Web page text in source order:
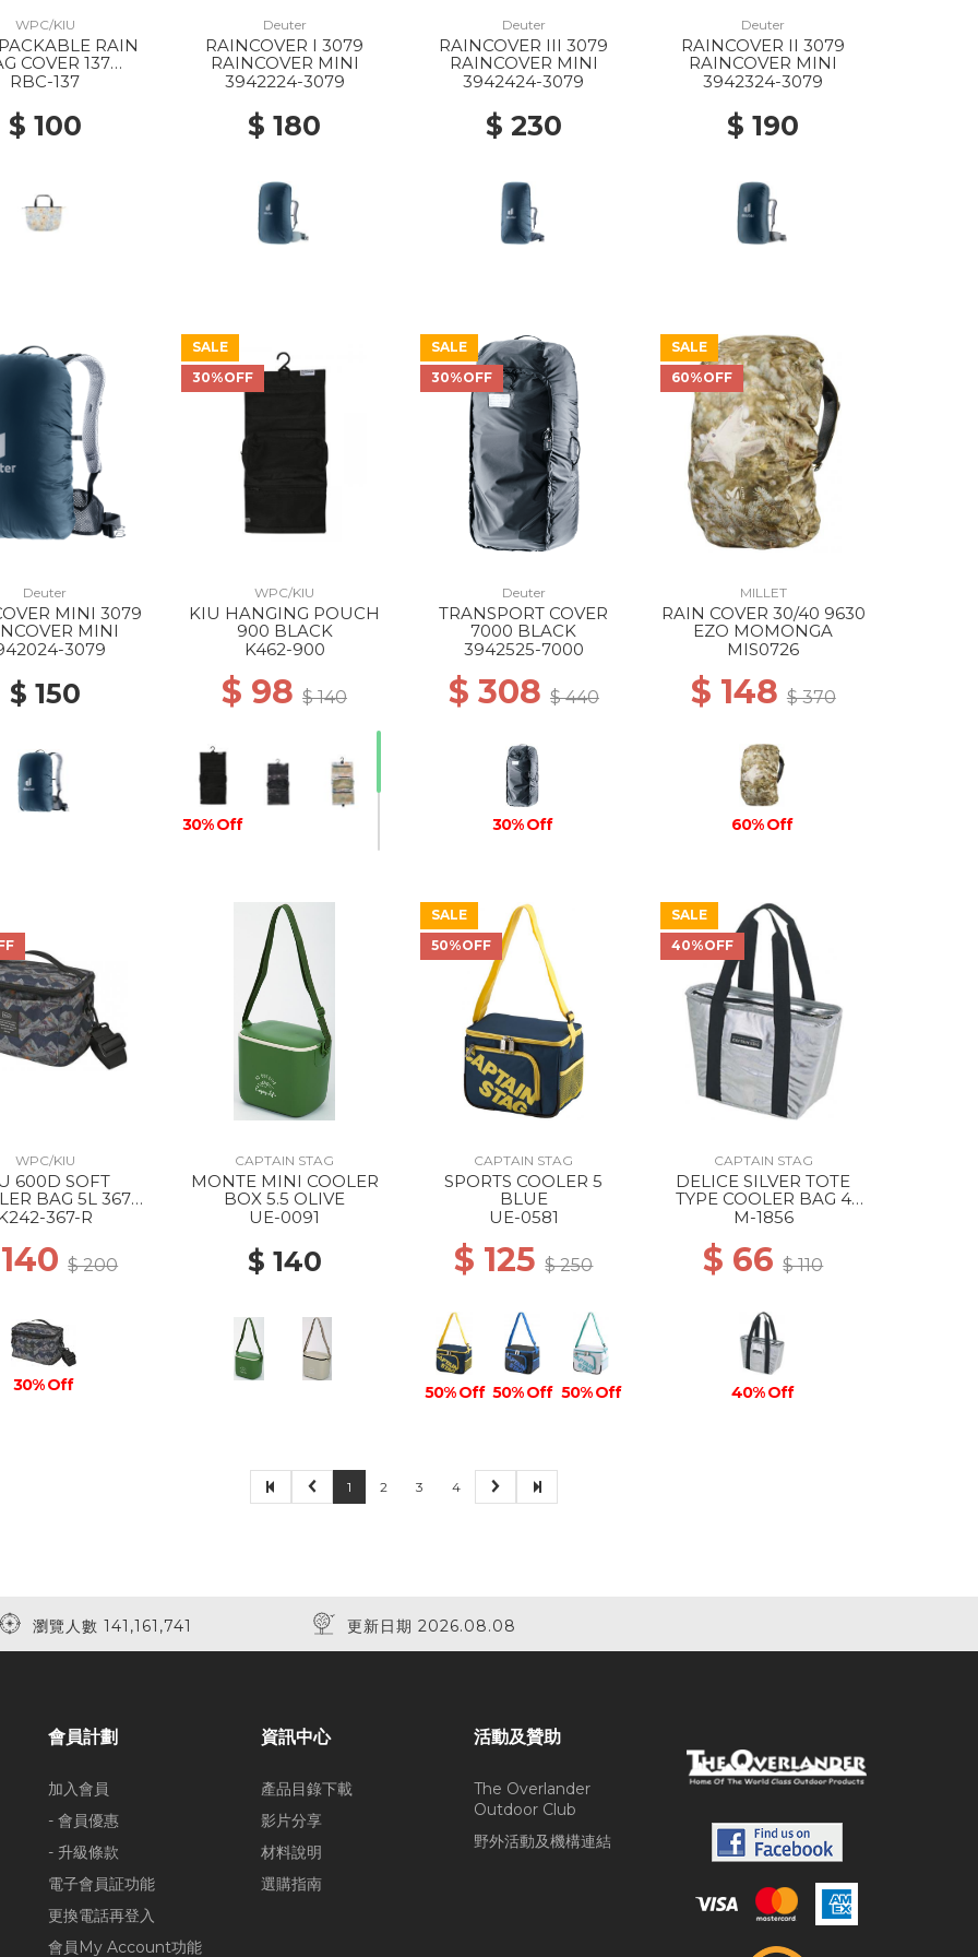
WPC/KIU
COVER 137
WALL
RBC-137
$ 100
Deuter
RAINCOVER I 3079
RAINCOVER MINI
3942224-3079
$ 180
Deuter
RAINCOVER III 3079
RAINCOVER MINI
3942424-3079
$ 230
Deuter
RAINCOVER II 3079
RAINCOVER MINI
3942324-3079
$ 190
Deuter
MINI 3079
MINI
3079
$ 150
SALE
30%OFF
WPC/KIU
KIU HANGING POUCH
900 BLACK
K462-900
$ 98$ 140
30% Off
SALE
30%OFF
Deuter
TRANSPORT COVER
7000 BLACK
3942525-7000
$ 308 $ 440
30% Off
SALE
60%OFF
MILLET
RAIN COVER 30/40 9630
EZO MOMONGA
MIS0726
$ 148 $ 370
60% Off
WPC/KIU
600D SOFT
BAG 5L 367
SIERRA
367-R
$ 200
30% Off
CAPTAIN STAG
MONTE MINI COOLER
BOX 5.5 OLIVE
UE-0091
$ 140
SALE
50%OFF
CAPTAIN STAG
SPORTS COOLER 5
BLUE
UE-0581
$ 125$ 250
50% Off 50% Off 50% Off
SALE
40%OFF
CAPTAIN STAG
DELICE SILVER TOTE
TYPE COOLER BAG 4
LITERS --
M-1856
$ 66$ 110
40% Off
1 2 3 4
瀏覽人數 141,161,741 更新日期 2026.08.08
會員計劃
加入會員
- 會員優惠
- 升級條款
電子會員証功能
更換電話再登入
會員My Account功能
資訊中心
產品目錄下載
影片分享
材料說明
選購指南
活動及贊助
The Overlander
Outdoor Club
野外活動及機構連結